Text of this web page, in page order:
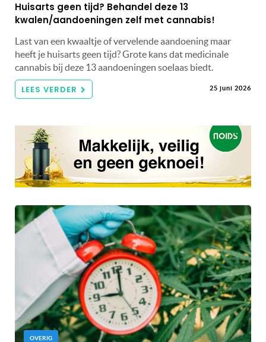
Huisarts geen tijd? Behandel deze 13
kwalen/aandoeningen zelf met cannabis!
Last van een kwaaltje of vervelende aandoening maar
heeft je huisarts geen tijd? Grote kans dat medicinale
cannabis bij deze 13 aandoeningen soelaas biedt.
LEES VERDER 25 juni 2026
OVERIG